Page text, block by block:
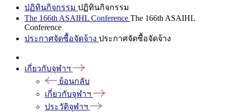
ปฏิทินกิจกรรม ปฏิทินกิจกรรม
The 166th ASAIHL Conference The 166th ASAIHL
Conference
ประกาศจัดซื้อจัดจ้าง ประกาศจัดซื้อจัดจ้าง
เกี่ยวกับจุฬาฯ
ย้อนกลับ
เกี่ยวกับจุฬาฯ
ประวัติจุฬาฯ